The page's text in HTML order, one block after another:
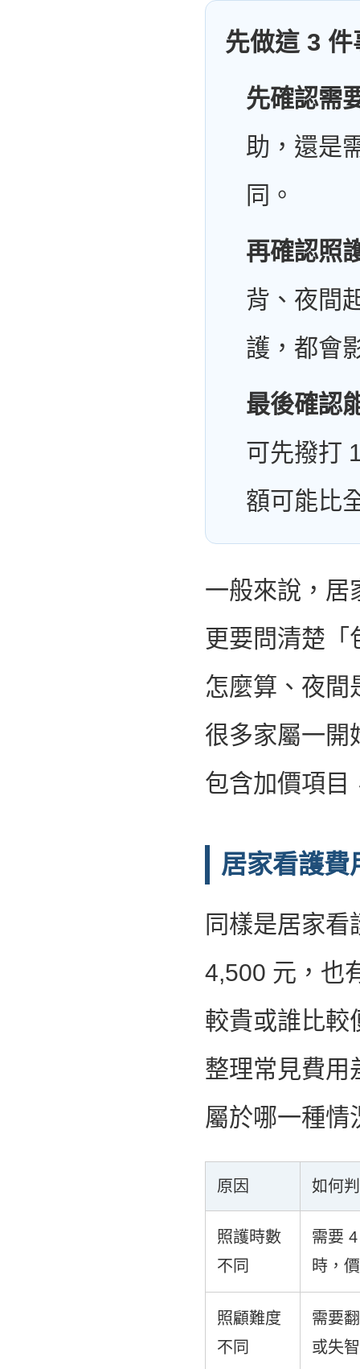
先做這 3 件
先確認需
助，還是
同。
再確認照
背、夜間
護，都會
最後確認
可先撥打
額可能比
一般來說，居
更要問清楚「
怎麼算、夜間
很多家屬一開
包含加價項目
居家看護費
同樣是居家看
4,500 元，也
較貴或誰比較
整理常見費用
屬於哪一種情
原因 如何
照護時數
不同
需要
時，
照顧難度
不同
需要
或失